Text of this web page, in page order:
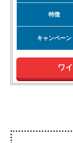
特徴
キャンペーン
ワ